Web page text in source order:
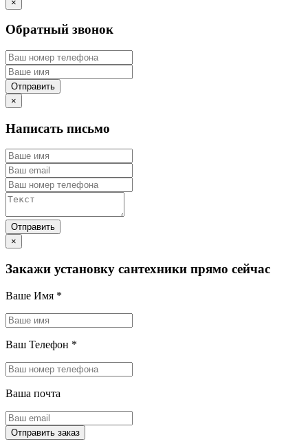
×
Обратный звонок
×
Написать письмо
×
Закажи установку сантехники прямо сейчас
Ваше Имя *
Ваш Телефон *
Ваша почта